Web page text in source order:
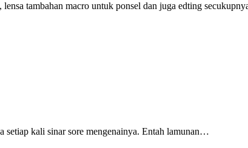
tambahan macro untuk ponsel dan juga edting
setiap kali sinar sore mengenainya. Entah lamunan…